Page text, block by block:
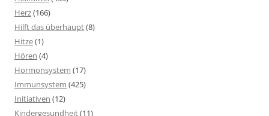
Herz(166)
Hilft das überhaupt(8)
Hitze(1)
Hören (4)
Hormonsystem (17)
Immunsystem (425)
Initiativen (12)
Kindergesundheit(11)